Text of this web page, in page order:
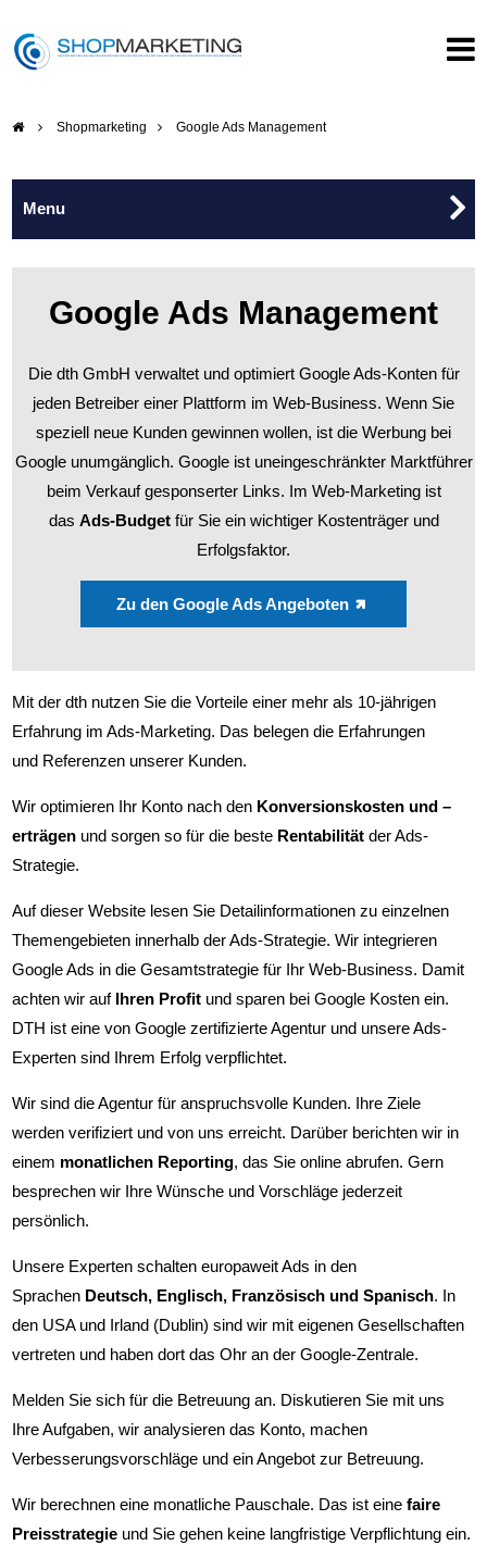
Shopmarketing Google Ads Management
Google Ads Management
Google Shopping
Google Ads Tool
Google Ads Management
Die dth GmbH verwaltet und optimiert Google Ads-Konten für
jeden Betreiber einer Plattform im Web-Business. Wenn Sie
speziell neue Kunden gewinnen wollen, ist die Werbung bei
Google unumgänglich. Google ist uneingeschränkter Marktführer
beim Verkauf gesponserter Links. Im Web-Marketing ist
das Ads-Budgetfür Sie ein wichtiger Kostenträger und
Erfolgsfaktor.
Zu den Google Ads Angeboten
Mit der dth nutzen Sie die Vorteile einer mehr als 10-jährigen
Erfahrung im Ads-Marketing. Das belegen die Erfahrungen
und Referenzen unserer Kunden.
Wir optimieren Ihr Konto nach den Konversionskosten und –
erträgen und sorgen so für die beste Rentabilität der Ads-
Strategie.
Auf dieser Website lesen Sie Detailinformationen zu einzelnen
Themengebieten innerhalb der Ads-Strategie. Wir integrieren
Google Ads in die Gesamtstrategie für Ihr Web-Business. Damit
achten wir auf Ihren Profit und sparen bei Google Kosten ein.
DTH ist eine von Google zertifizierte Agentur und unsere Ads-
Experten sind Ihrem Erfolg verpflichtet.
Wir sind die Agentur für anspruchsvolle Kunden. Ihre Ziele
werden verifiziert und von uns erreicht. Darüber berichten wir in
einem monatlichen Reporting, das Sie online abrufen. Gern
besprechen wir Ihre Wünsche und Vorschläge jederzeit
persönlich.
Unsere Experten schalten europaweit Ads in den
Sprachen Deutsch, Englisch, Französisch und Spanisch. In
den USA und Irland (Dublin) sind wir mit eigenen Gesellschaften
vertreten und haben dort das Ohr an der Google-Zentrale.
Melden Sie sich für die Betreuung an. Diskutieren Sie mit uns
Ihre Aufgaben, wir analysieren das Konto, machen
Verbesserungsvorschläge und ein Angebot zur Betreuung.
Wir berechnen eine monatliche Pauschale. Das ist einefaire
Preisstrategie und Sie gehen keine langfristige Verpflichtung ein.